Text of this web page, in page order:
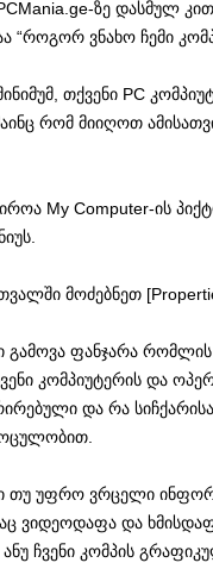
ზე დასმულ
“როგორ ვნახო ჩემი
თქვენი PC
რომ მიიღოთ
My Computer-ის
მოძებნეთ
გამოვა ფანჯარა
კომპიუტერის და
და რა
თუ უფრო ვრცელი
ვიდეოდაფა და
ანუ ჩვენი კომპის